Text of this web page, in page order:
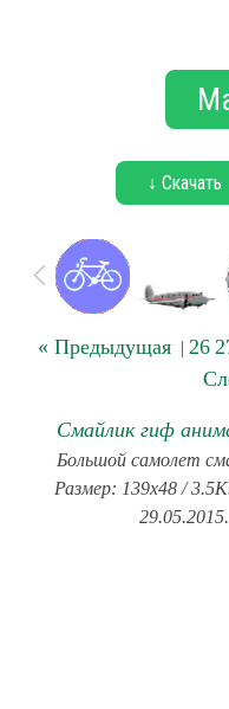
↓ Скачать
« Предыдущая| 26
Смайлик гиф
Большой самолет
Размер: 139x48 /